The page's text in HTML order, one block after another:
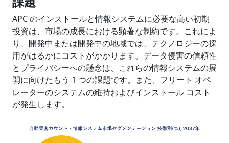
APC のインストールと情報システムに必要な高い初期
投資は、市場の成長における顕著な制約です。これによ
り、開発中または開発中の地域では、テクノロジーの採
用がはるかにコストがかかります。データ侵害の信頼性
とプライバシーへの懸念は、これらの情報システムの展
開に向けたもう 1 つの課題です。また、フリート オペ
レーターのシステムの維持およびインストール コスト
が発生します。